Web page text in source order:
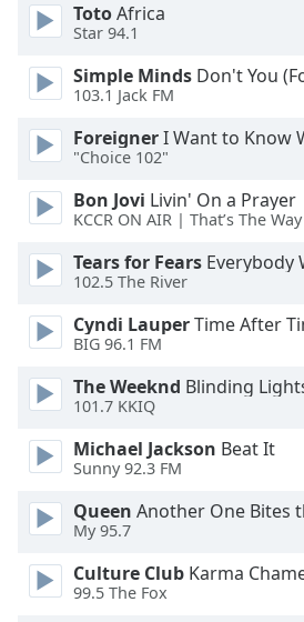
Edge
Style
Font
Family
Reset
Close
Modal
dialog
window.
TotoAfrica
Star 94.1
Simple Minds Don't You
103.1 Jack FM
ForeignerI Want to Know
"Choice 102"
Bon Jovi Livin' On a Prayer
KCCR ON AIR | That’s The
Tears for Fears Everybody
102.5 The River
Cyndi LauperTime After
BIG 96.1 FM
The Weeknd Blinding
101.7 KKIQ
Michael Jackson Beat It
Sunny 92.3 FM
Queen Another One Bites
My 95.7
Culture Club Karma
99.5 The Fox